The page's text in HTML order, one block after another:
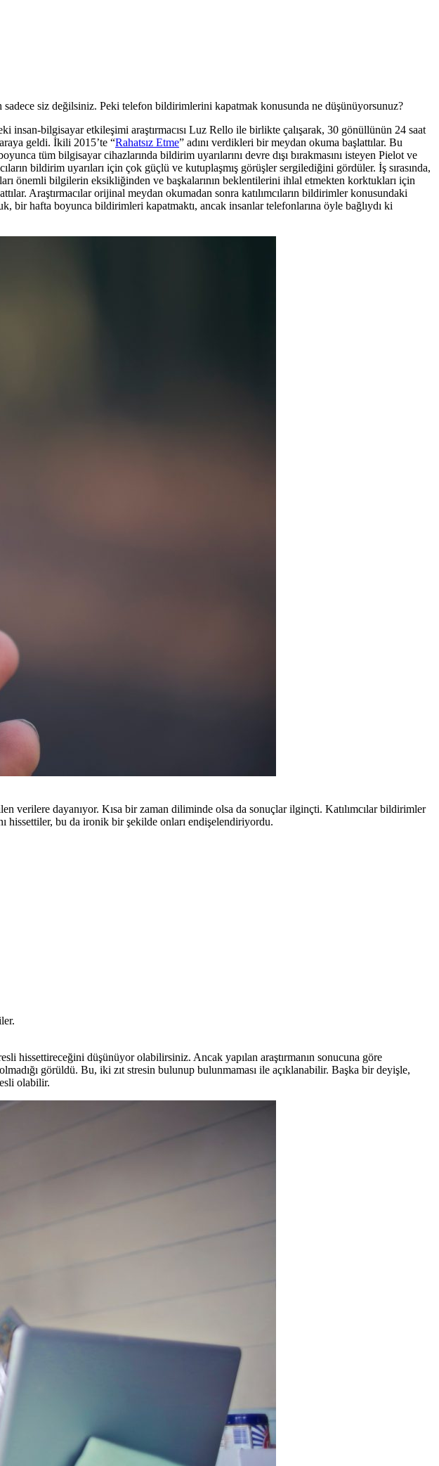
siz değilsiniz. Peki telefon bildirimlerini kapatmak konusunda ne düşünüyorsunuz?
bilgisayar etkileşimi araştırmacısı Luz Rello ile birlikte çalışarak, 30 gönüllünün 24 saat
geldi. İkili 2015’te “Rahatsız Etme” adını verdikleri bir meydan okuma başlattılar. Bu
tüm bilgisayar cihazlarında bildirim uyarılarını devre dışı bırakmasını isteyen Pielot ve
bildirim uyarıları için çok güçlü ve kutuplaşmış görüşler sergilediğini gördüler. İş sırasında,
önemli bilgilerin eksikliğinden ve başkalarının beklentilerini ihlal etmekten korktukları için
Araştırmacılar orijinal meydan okumadan sonra katılımcıların bildirimler konusundaki
bir hafta boyunca bildirimleri kapatmaktı, ancak insanlar telefonlarına öyle bağlıydı ki
verilere dayanıyor. Kısa bir zaman diliminde olsa da sonuçlar ilginçti. Katılımcılar bildirimler
hissettiler, bu da ironik bir şekilde onları endişelendiriyordu.
hissettireceğini düşünüyor olabilirsiniz. Ancak yapılan araştırmanın sonucuna göre
görüldü. Bu, iki zıt stresin bulunup bulunmaması ile açıklanabilir. Başka bir deyişle,
olabilir.